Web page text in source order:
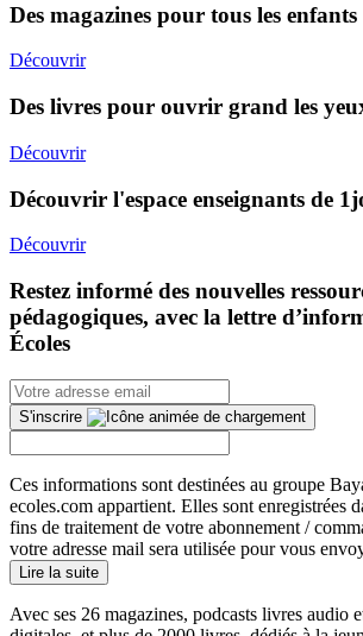
Des magazines pour tous les enfants
Découvrir
Des livres pour ouvrir grand les
Découvrir
Découvrir l'espace enseignants de
Découvrir
Restez informé des nouvelles
pédagogiques, avec la lettre
Écoles
S'inscrire
Ces informations sont destinées au groupe
ecoles.com appartient. Elles sont enregistrées
fins de traitement de votre abonnement /
votre adresse mail sera utilisée pour vous
Lire la suite
Avec ses 26 magazines, podcasts livres audio